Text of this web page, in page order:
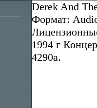
Derek And
Формат:
1994 г
4290a.